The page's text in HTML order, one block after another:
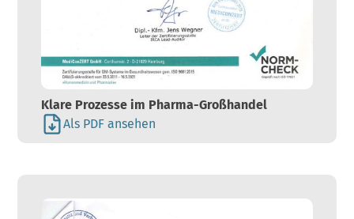
Klare Prozesse im Pharma-Großhandel
Als PDF ansehen